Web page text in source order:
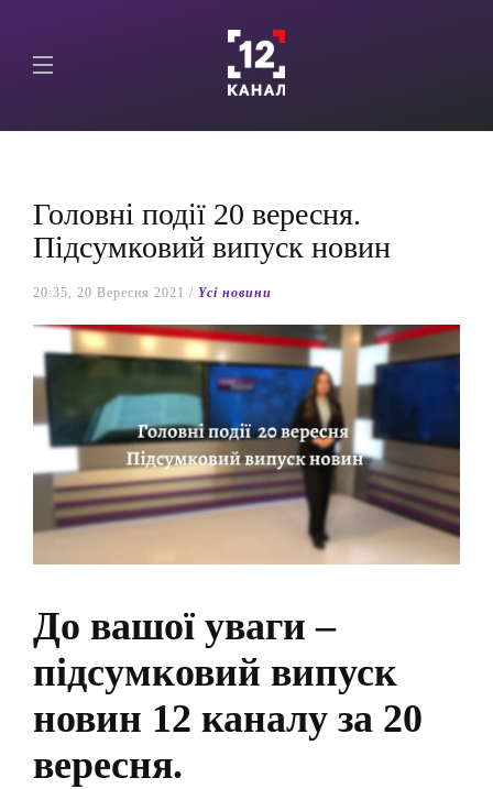
Головні події 20 вересня.
Підсумковий випуск новин
20:35, 20 Вересня 2021 / Yсі новини
До вашої уваги –
підсумковий випуск
новин 12 каналу за 20
вересня.